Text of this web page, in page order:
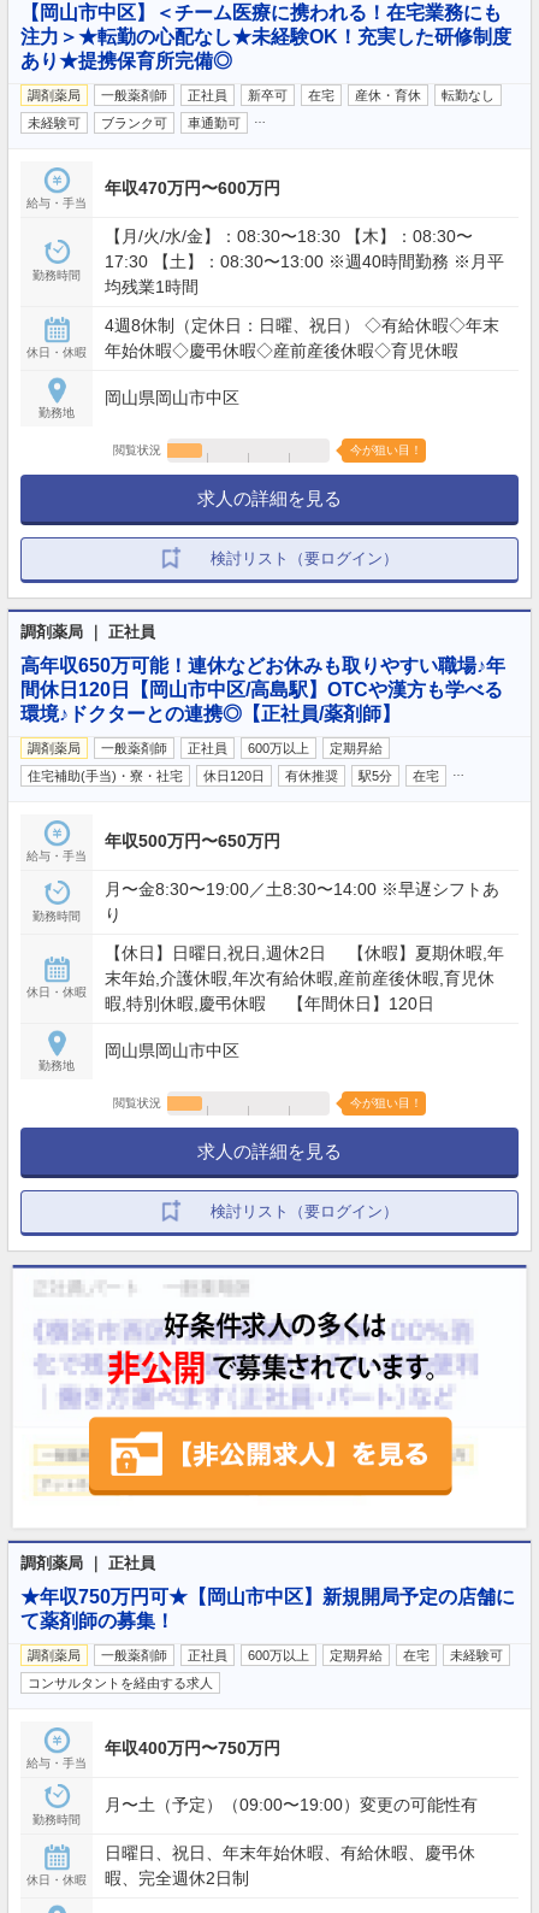
【岡山市中区】＜チーム医療に携われる！在宅業務にも
注力＞★転勤の心配なし★未経験OK！充実した研修制度
あり★提携保育所完備◎
調剤薬局 一般薬剤師 正社員 新卒可 在宅 産休・育休
転勤なし
未経験可
ブランク可 車通勤可
給与・手当
年収470万円〜600万円
勤務時間
【月/火/水/金】：08:30〜18:30 【木】：08:30〜
17:30 【土】：08:30〜13:00 ※週40時間勤務 ※月平
均残業1時間
休日・休暇
4週8休制（定休日：日曜、祝日） ◇有給休暇◇年末
年始休暇◇慶弔休暇◇産前産後休暇◇育児休暇
勤務地
岡山県岡山市中区
閲覧状況 今が狙い目！
求人の詳細を見る
検討リスト（要ログイン）
調剤薬局 ｜ 正社員
高年収650万可能！連休などお休みも取りやすい職場♪年
間休日120日【岡山市中区/高島駅】OTCや漢方も学べる
環境♪ドクターとの連携◎【正社員/薬剤師】
調剤薬局 一般薬剤師 正社員 600万以上
定期昇給
住宅補助(手当)・寮・社宅
休日120日 有休推奨 駅5分 在宅
給与・手当
年収500万円〜650万円
勤務時間
月〜金8:30〜19:00／土8:30〜14:00 ※早遅シフトあ
り
休日・休暇
【休日】日曜日,祝日,週休2日 【休暇】夏期休暇,年
末年始,介護休暇,年次有給休暇,産前産後休暇,育児休
暇,特別休暇,慶弔休暇 【年間休日】120日
勤務地
岡山県岡山市中区
閲覧状況 今が狙い目！
求人の詳細を見る
検討リスト（要ログイン）
調剤薬局 ｜ 正社員
★年収750万円可★【岡山市中区】新規開局予定の店舗に
て薬剤師の募集！
調剤薬局 一般薬剤師 正社員 600万以上 定期昇給 在宅
未経験可
コンサルタントを経由する求人
給与・手当
年収400万円〜750万円
勤務時間
月〜土（予定）（09:00〜19:00）変更の可能性有
休日・休暇
日曜日、祝日、年末年始休暇、有給休暇、慶弔休
暇、完全週休2日制